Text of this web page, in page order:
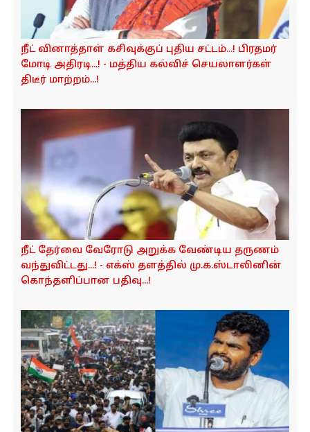
நீட் வினாத்தாள் கசிவுக்குப் புதிய சட்டம்...! பிரதமர்
மோடி அதிரடி...! - மத்திய கல்விச் செயலாளர்கள்
திடீர் மாற்றம்...!
நீட் தேர்வை வேரோடு அறுக்க வேண்டிய தருணம்
வந்துவிட்டது...! - எக்ஸ் தளத்தில் மு.க.ஸ்டாலினின்
கொந்தளிப்பான பதிவு...!